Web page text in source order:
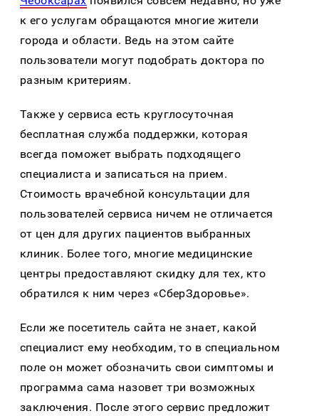
к его услугам обращаются многие жители
города и области. Ведь на этом сайте
пользователи могут подобрать доктора по
разным критериям.
Также у сервиса есть круглосуточная
бесплатная служба поддержки, которая
всегда поможет выбрать подходящего
специалиста и записаться на прием.
Стоимость врачебной консультации для
пользователей сервиса ничем не отличается
от цен для других пациентов выбранных
клиник. Более того, многие медицинские
центры предоставляют скидку для тех, кто
обратился к ним через «СберЗдоровье».
Если же посетитель сайта не знает, какой
специалист ему необходим, то в специальном
поле он может обозначить свои симптомы и
программа сама назовет три возможных
заключения. После этого сервис предложит